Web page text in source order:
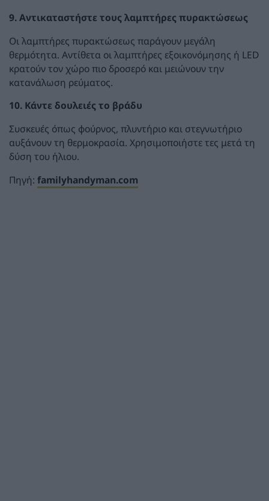
9. Αντικαταστήστε τους λαμπτήρες πυρακτώσεως
Οι λαμπτήρες πυρακτώσεως παράγουν μεγάλη
θερμότητα. Αντίθετα οι λαμπτήρες εξοικονόμησης ή LED
κρατούν τον χώρο πιο δροσερό και μειώνουν την
κατανάλωση ρεύματος.
10. Κάντε δουλειές το βράδυ
Συσκευές όπως φούρνος, πλυντήριο και στεγνωτήριο
αυξάνουν τη θερμοκρασία. Χρησιμοποιήστε τες μετά τη
δύση του ήλιου.
Πηγή: familyhandyman.com